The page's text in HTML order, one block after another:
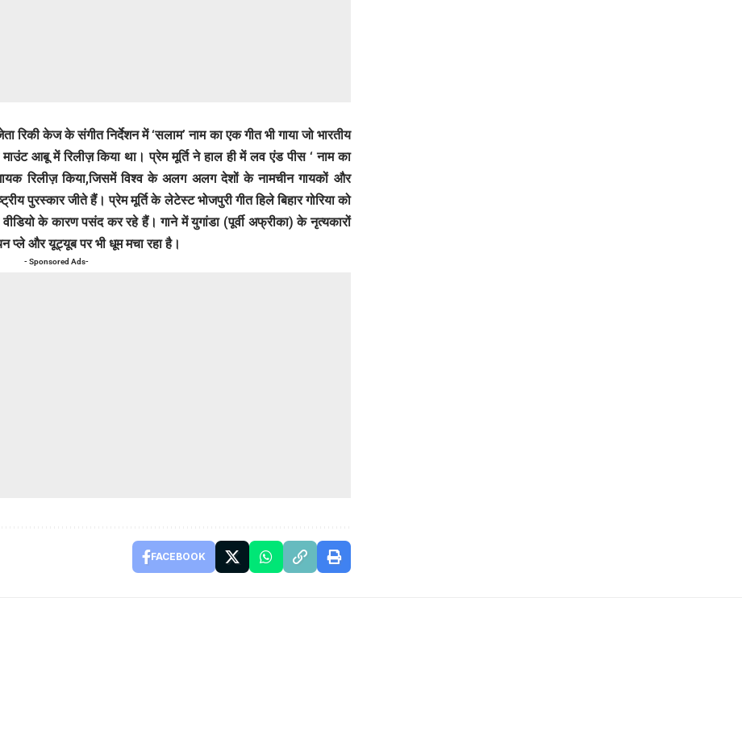
रिकी केज के संगीत निर्देशन में ‘सलाम’ नाम का एक गीत भी गाया जो भारतीय
माउंट आबू में रिलीज़ किया था। प्रेम मूर्ति ने हाल ही में लव एंड पीस ‘ नाम का
गायक रिलीज़ किया,जिसमें विश्व के अलग अलग देशों के नामचीन गायकों और
पुरस्कार जीते हैं। प्रेम मूर्ति के लेटेस्ट भोजपुरी गीत हिले बिहार गोरिया को
के कारण पसंद कर रहे हैं। गाने में युगांडा (पूर्वी अफ्रीका) के नृत्यकारों
प्ले और यूट्यूब पर भी धूम मचा रहा है।
- Sponsored Ads-
FACEBOOK